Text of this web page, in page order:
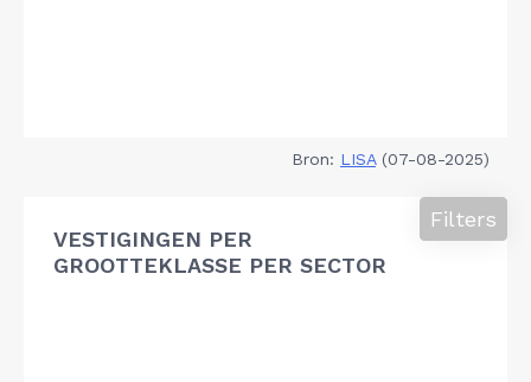
Bron: LISA(07-08-2025)
VESTIGINGEN PER
GROOTTEKLASSE PER SECTOR
Filters